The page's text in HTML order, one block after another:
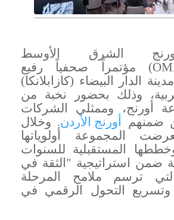
الشرق الأوسط
مؤتمراً صحفياً رفيع
الدار البيضاء (كازابلانكا)
وذلك بحضور نخبة من
أورنج، وممثلي الشركات
ضمنهم
أورنج الأردن. وخلال
المجموعة أولوياتها
وخططها المستقبلية للسنوات
ضمن استراتيجية "الثقة في
ترسم ملامح المرحلة
وتسريع التحول الرقمي في